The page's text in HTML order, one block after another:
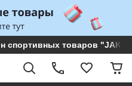
спортивных товаров